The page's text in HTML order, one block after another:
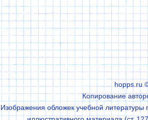
hopps.ru
Копирование
Изображения обложек учебной литературы